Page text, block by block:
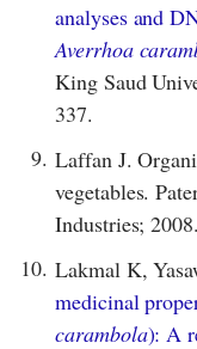
analyses and
Averrhoa
King Saud
337.
9. Laffan J.
vegetables.
Industries; 2008.
10. Lakmal K,
medicinal
carambola): A